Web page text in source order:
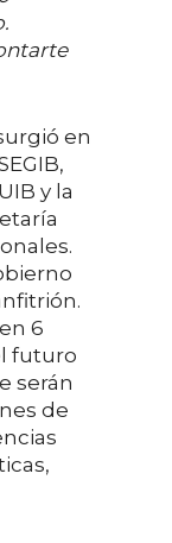
en
y la
6
futuro
serán
de